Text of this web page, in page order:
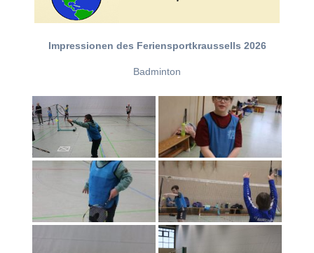
Impressionen des Feriensportkraussells 2026
Badminton